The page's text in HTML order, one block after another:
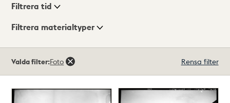
Visningsläge
Filtrera tid
Filtrera materialtyper
träffar
Valda filter:Foto Rensa filter